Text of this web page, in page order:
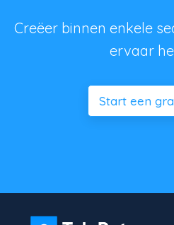
Creëer binnen enkele
ervaar
Start een